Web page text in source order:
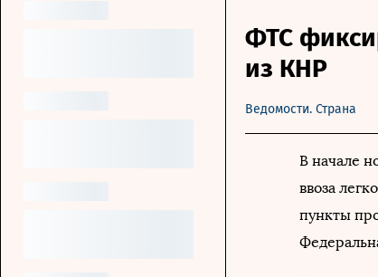
ФТС
из КНР
Ведомости. Страна
В начале
ввоза
пункты